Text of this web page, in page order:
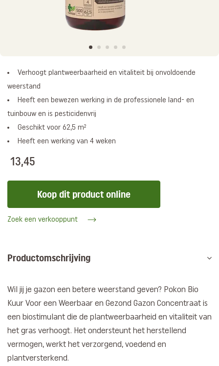
Verhoogt plantweerbaarheid en vitaliteit bij onvoldoende
weerstand
Heeft een bewezen werking in de professionele land- en
tuinbouw en is pesticidenvrij
Geschikt voor 62,5 m²
Heeft een werking van 4 weken
13,45
Koop dit product online
Zoek een verkooppunt
Productomschrijving
Wil jij je gazon een betere weerstand geven? Pokon Bio
Kuur Voor een Weerbaar en Gezond Gazon Concentraat is
een biostimulant die de plantweerbaarheid en vitaliteit van
het gras verhoogt. Het ondersteunt het herstellend
vermogen, werkt het verzorgend, voedend en
plantversterkend.